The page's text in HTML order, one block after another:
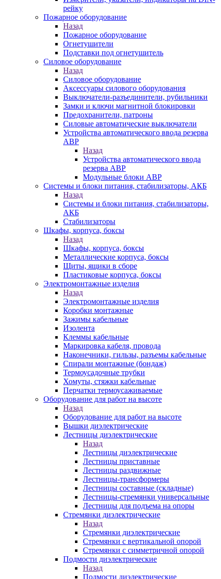
рейку
Пожарное оборудование
Назад
Пожарное оборудование
Огнетушители
Подставки под огнетушитель
Силовое оборудование
Назад
Силовое оборудование
Аксессуары силового оборудования
Выключатели-разъединители, рубильники
Замки и ключи магнитной блокировки
Предохранители, патроны
Силовые автоматические выключатели
Устройства автоматического ввода резерва
АВР
Назад
Устройства автоматического ввода
резерва АВР
Модульные блоки АВР
Системы и блоки питания, стабилизаторы, АКБ
Назад
Системы и блоки питания, стабилизаторы,
АКБ
Стабилизаторы
Шкафы, корпуса, боксы
Назад
Шкафы, корпуса, боксы
Металлические корпуса, боксы
Щиты, ящики в сборе
Пластиковые корпуса, боксы
Электромонтажные изделия
Назад
Электромонтажные изделия
Коробки монтажные
Зажимы кабельные
Изолента
Клеммы кабельные
Маркировка кабеля, провода
Наконечники, гильзы, разъемы кабельные
Спирали монтажные (бондаж)
Термоусадочные трубки
Хомуты, стяжки кабельные
Перчатки термоусаживаемые
Оборудование для работ на высоте
Назад
Оборудование для работ на высоте
Вышки диэлектрические
Лестницы диэлектрические
Назад
Лестницы диэлектрические
Лестницы приставные
Лестницы раздвижные
Лестницы-трансформеры
Лестницы составные (складные)
Лестницы-стремянки универсальные
Лестницы для подъема на опоры
Стремянки диэлектрические
Назад
Стремянки диэлектрические
Стремянки с вертикальной опорой
Стремянки с симметричной опорой
Подмости диэлектрические
Назад
Подмости диэлектрические